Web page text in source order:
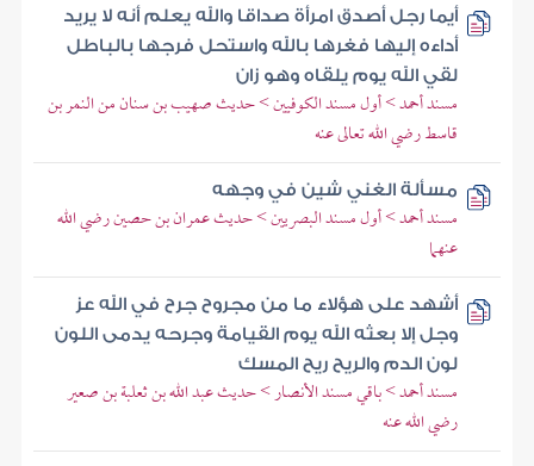
أيما رجل أصدق امرأة صداقا والله يعلم أنه لا يريد
أداءه إليها فغرها بالله واستحل فرجها بالباطل
لقي الله يوم يلقاه وهو زان
مسند أحمد > أول مسند الكوفيين > حديث صهيب بن سنان من النمر بن
قاسط رضي الله تعالى عنه
مسألة الغني شين في وجهه
مسند أحمد > أول مسند البصريين > حديث عمران بن حصين رضي الله
عنهما
أشهد على هؤلاء ما من مجروح جرح في الله عز
وجل إلا بعثه الله يوم القيامة وجرحه يدمى اللون
لون الدم والريح ريح المسك
مسند أحمد > باقي مسند الأنصار > حديث عبد الله بن ثعلبة بن صعير
رضي الله عنه